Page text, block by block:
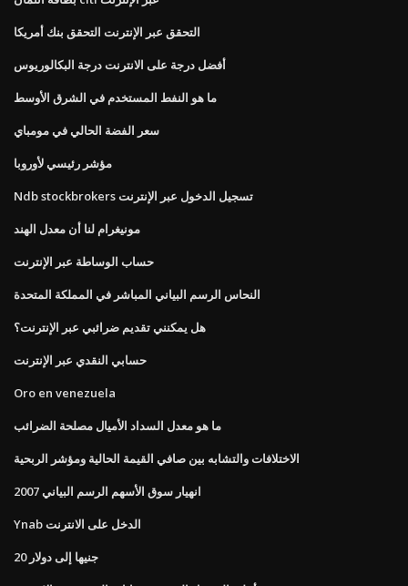
التحقق عبر الإنترنت التحقق بنك أمريكا
أفضل درجة على الانترنت درجة البكالوريوس
ما هو النفط المستخدم في الشرق الأوسط
سعر الفضة الحالي في مومباي
مؤشر رئيسي لأوروبا
Ndb stockbrokers تسجيل الدخول عبر الإنترنت
مونيغرام لنا أن معدل الهند
حساب الوساطة عبر الإنترنت
النحاس الرسم البياني المباشر في المملكة المتحدة
هل يمكنني تقديم ضرائبي عبر الإنترنت؟
حسابي النقدي عبر الإنترنت
Oro en venezuela
ما هو معدل السداد الأميال مصلحة الضرائب
الاختلافات والتشابه بين صافي القيمة الحالية ومؤشر الربحية
2007 انهيار سوق الأسهم الرسم البياني
Ynab الدخل على الانترنت
20 جنيها إلى دولار